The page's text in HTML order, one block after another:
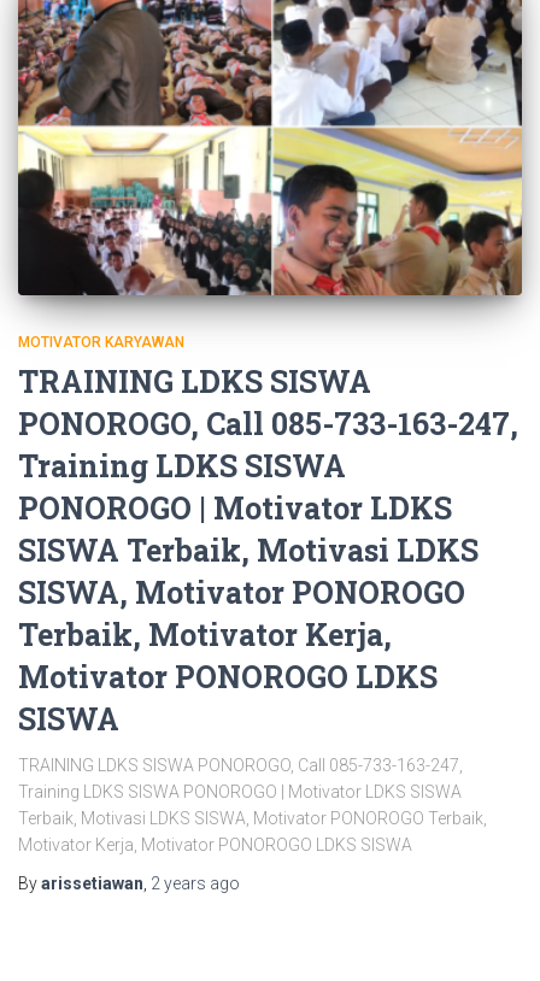
MOTIVATOR KARYAWAN
TRAINING LDKS SISWA
PONOROGO, Call 085-733-163-247,
Training LDKS SISWA
PONOROGO | Motivator LDKS
SISWA Terbaik, Motivasi LDKS
SISWA, Motivator PONOROGO
Terbaik, Motivator Kerja,
Motivator PONOROGO LDKS
SISWA
TRAINING LDKS SISWA PONOROGO, Call 085-733-163-247,
Training LDKS SISWA PONOROGO | Motivator LDKS SISWA
Terbaik, Motivasi LDKS SISWA, Motivator PONOROGO Terbaik,
Motivator Kerja, Motivator PONOROGO LDKS SISWA
Byarissetiawan 2 years ago